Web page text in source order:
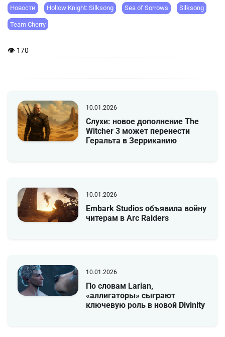
Новости Hollow Knight: Silksong Sea of Sorrows Silksong
Team Cherry
👁 170
10.01.2026
Слухи: новое дополнение The
Witcher 3 может перенести
Геральта в Зерриканию
10.01.2026
Embark Studios объявила войну
читерам в Arc Raiders
10.01.2026
По словам Larian,
«аллигаторы» сыграют
ключевую роль в новой Divinity